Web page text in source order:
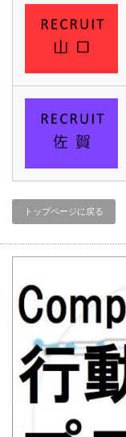
トップページに戻る